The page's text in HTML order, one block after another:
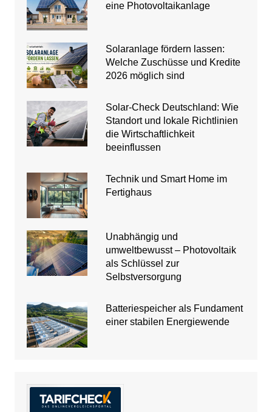
eine Photovoltaikanlage
Solaranlage fördern lassen:
Welche Zuschüsse und Kredite
2026 möglich sind
Solar-Check Deutschland: Wie
Standort und lokale Richtlinien
die Wirtschaftlichkeit
beeinflussen
Technik und Smart Home im
Fertighaus
Unabhängig und
umweltbewusst – Photovoltaik
als Schlüssel zur
Selbstversorgung
Batteriespeicher als Fundament
einer stabilen Energiewende